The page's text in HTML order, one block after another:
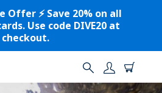
Offer ⚡️ Save 20% on all
Use code DIVE20 at
checkout.